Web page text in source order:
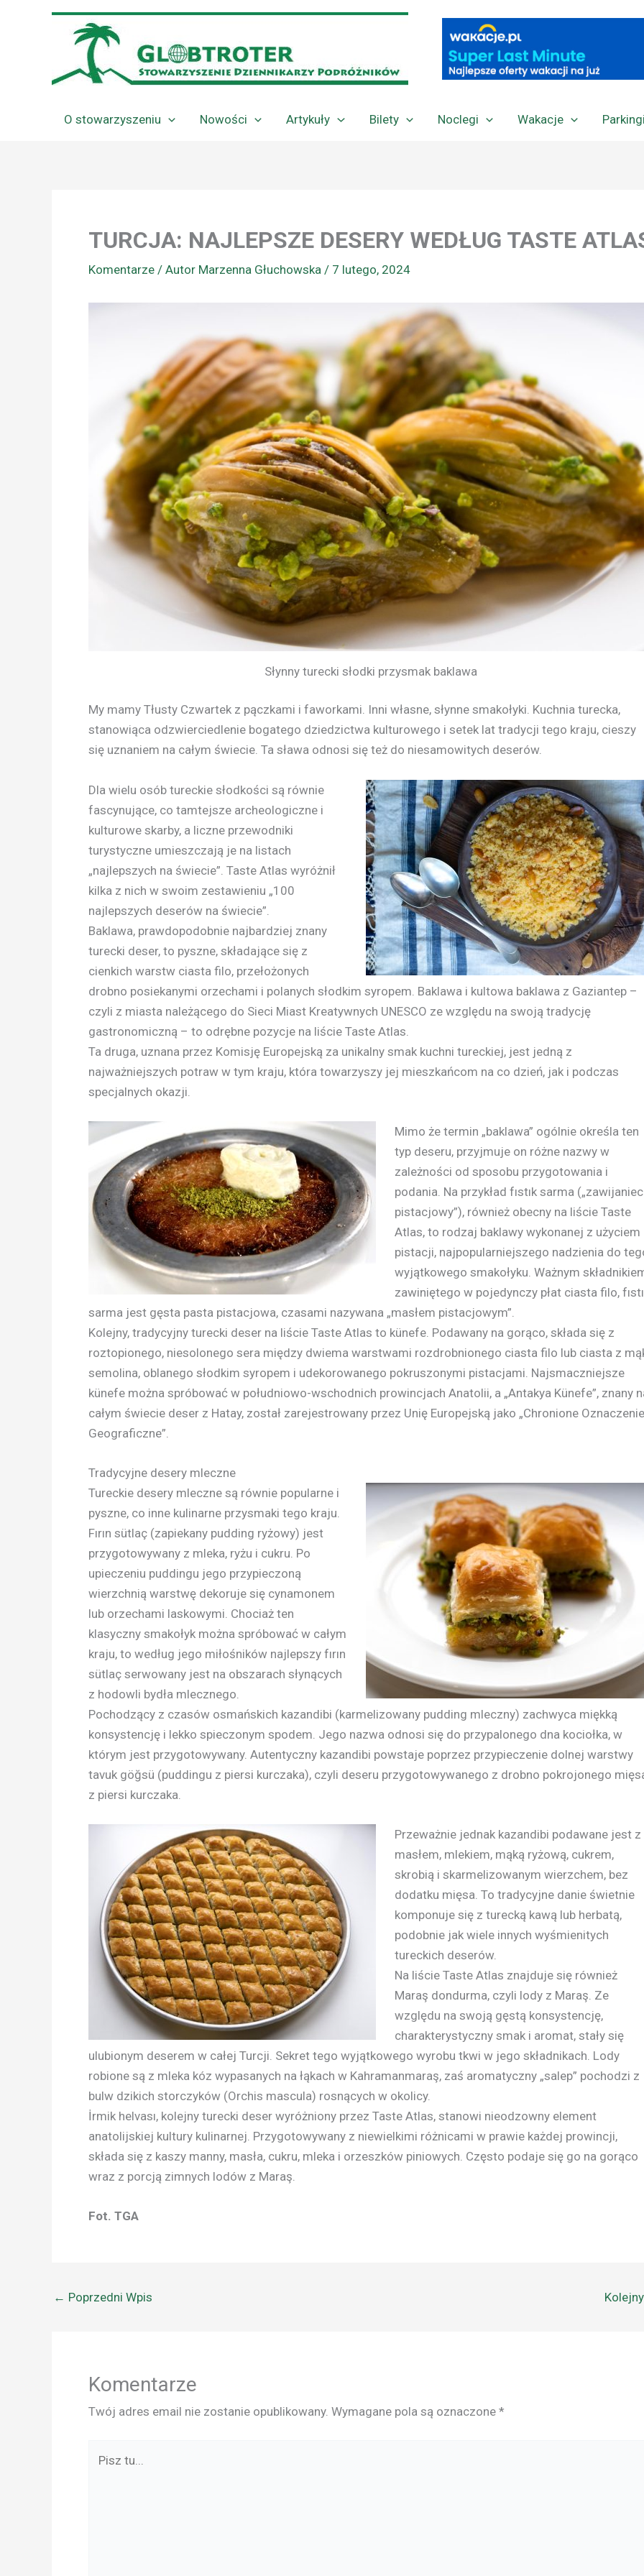
O stowarzyszeniu Nowości Artykuły Bilety Noclegi Wakacje
TURCJA: NAJLEPSZE DESERY WEDŁUG TASTE
Komentarze / Autor Marzenna Głuchowska / 7 lutego, 2024
Słynny turecki słodki przysmak baklawa
My mamy Tłusty Czwartek z pączkami i faworkami. Inni własne, słynne smakołyki. Kuchnia turecka,
stanowiąca odzwierciedlenie bogatego dziedzictwa kulturowego i setek lat tradycji tego kraju, cieszy
się uznaniem na całym świecie. Ta sława odnosi się też do niesamowitych deserów.
Dla wielu osób tureckie słodkości są równie
fascynujące, co tamtejsze archeologiczne i
kulturowe skarby, a liczne przewodniki
turystyczne umieszczają je na listach
„najlepszych na świecie”. Taste Atlas wyróżnił
kilka z nich w swoim zestawieniu „100
najlepszych deserów na świecie”.
Baklawa, prawdopodobnie najbardziej znany
turecki deser, to pyszne, składające się z
cienkich warstw ciasta filo, przełożonych
drobno posiekanymi orzechami i polanych słodkim syropem. Baklawa i kultowa baklawa z Gaziantep –
czyli z miasta należącego do Sieci Miast Kreatywnych UNESCO ze względu na swoją tradycję
gastronomiczną – to odrębne pozycje na liście Taste Atlas.
Ta druga, uznana przez Komisję Europejską za unikalny smak kuchni tureckiej, jest jedną z
najważniejszych potraw w tym kraju, która towarzyszy jej mieszkańcom na co dzień, jak i podczas
specjalnych okazji.
Mimo że termin „baklawa” ogólnie określa ten
typ deseru, przyjmuje on różne nazwy w
zależności od sposobu przygotowania i
podania. Na przykład fıstık sarma („zawijaniec
pistacjowy”), również obecny na liście Taste
Atlas, to rodzaj baklawy wykonanej z użyciem
pistacji, najpopularniejszego nadzienia do
wyjątkowego smakołyku. Ważnym
zawiniętego w pojedynczy płat ciasta filo,
sarma jest gęsta pasta pistacjowa, czasami nazywana „masłem pistacjowym”.
Kolejny, tradycyjny turecki deser na liście Taste Atlas to künefe. Podawany na gorąco, składa się z
roztopionego, niesolonego sera między dwiema warstwami rozdrobnionego ciasta filo lub ciasta z
semolina, oblanego słodkim syropem i udekorowanego pokruszonymi pistacjami. Najsmaczniejsze
künefe można spróbować w południowo-wschodnich prowincjach Anatolii, a „Antakya Künefe”, znany
całym świecie deser z Hatay, został zarejestrowany przez Unię Europejską jako „Chronione Oznaczenie
Geograficzne”.
Tradycyjne desery mleczne
Tureckie desery mleczne są równie popularne i
pyszne, co inne kulinarne przysmaki tego kraju.
Fırın sütlaç (zapiekany pudding ryżowy) jest
przygotowywany z mleka, ryżu i cukru. Po
upieczeniu puddingu jego przypieczoną
wierzchnią warstwę dekoruje się cynamonem
lub orzechami laskowymi. Chociaż ten
klasyczny smakołyk można spróbować w całym
kraju, to według jego miłośników najlepszy fırın
sütlaç serwowany jest na obszarach słynących
z hodowli bydła mlecznego.
Pochodzący z czasów osmańskich kazandibi (karmelizowany pudding mleczny) zachwyca miękką
konsystencję i lekko spieczonym spodem. Jego nazwa odnosi się do przypalonego dna kociołka, w
którym jest przygotowywany. Autentyczny kazandibi powstaje poprzez przypieczenie dolnej warstwy
tavuk göğsü (puddingu z piersi kurczaka), czyli deseru przygotowywanego z drobno pokrojonego
z piersi kurczaka.
Przeważnie jednak kazandibi podawane jest z
masłem, mlekiem, mąką ryżową, cukrem,
skrobią i skarmelizowanym wierzchem, bez
dodatku mięsa. To tradycyjne danie świetnie
komponuje się z turecką kawą lub herbatą,
podobnie jak wiele innych wyśmienitych
tureckich deserów.
Na liście Taste Atlas znajduje się również
Maraş dondurma, czyli lody z Maraş. Ze
względu na swoją gęstą konsystencję,
charakterystyczny smak i aromat, stały się
ulubionym deserem w całej Turcji. Sekret tego wyjątkowego wyrobu tkwi w jego składnikach. Lody
robione są z mleka kóz wypasanych na łąkach w Kahramanmaraş, zaś aromatyczny „salep” pochodzi z
bulw dzikich storczyków (Orchis mascula) rosnących w okolicy.
İrmik helvası, kolejny turecki deser wyróżniony przez Taste Atlas, stanowi nieodzowny element
anatolijskiej kultury kulinarnej. Przygotowywany z niewielkimi różnicami w prawie każdej prowincji,
składa się z kaszy manny, masła, cukru, mleka i orzeszków piniowych. Często podaje się go na gorąco
wraz z porcją zimnych lodów z Maraş.
Fot. TGA
← Poprzedni Wpis
Komentarze
Twój adres email nie zostanie opublikowany. Wymagane pola są oznaczone *
tu...